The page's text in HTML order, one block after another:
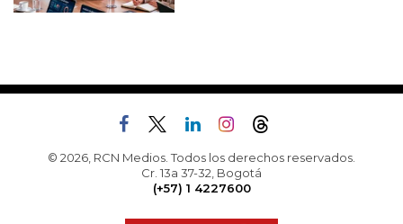
© 2026, RCN Medios. Todos los derechos reservados.
Cr. 13a 37-32, Bogotá
(+57) 1 4227600